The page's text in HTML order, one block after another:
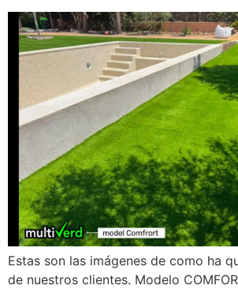
Estas son las imágenes de como ha
de nuestros clientes. Modelo